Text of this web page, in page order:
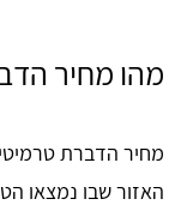
מהו מחיר
מחיר הדברת
האזור שבו נמצאו